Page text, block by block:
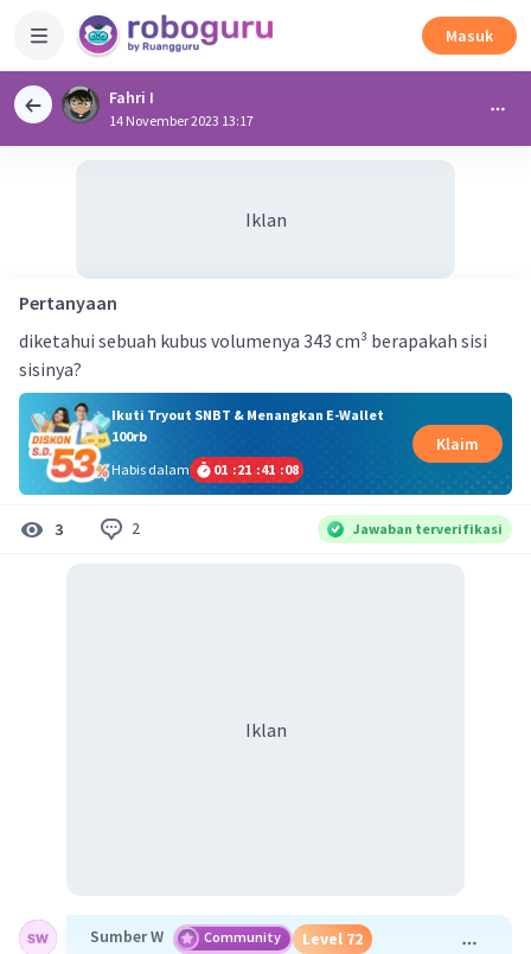
Masuk
Fahri I
14 November 2023 13:17
Iklan
Pertanyaan
diketahui sebuah kubus volumenya 343 cm³ berapakah sisi
sisinya?
Ikuti Tryout SNBT & Menangkan E-Wallet
100rb
Habis dalam
01 :21 :41 :08
Klaim
3 2 Jawaban terverifikasi
Iklan
Sumber W Community Level 72